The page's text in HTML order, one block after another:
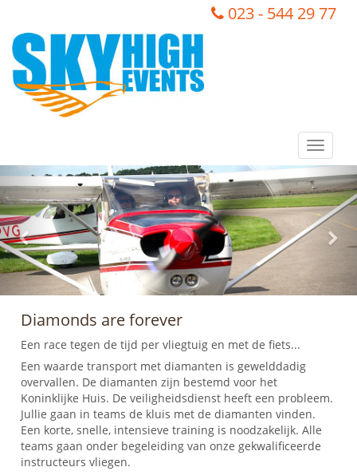
023 - 544 29 77
Toggle
Vorige
Diamonds are forever
Een race tegen de tijd per vliegtuig en met de fiets...
Een waarde transport met diamanten is gewelddadig
overvallen. De diamanten zijn bestemd voor het
Koninklijke Huis. De veiligheidsdienst heeft een probleem.
Jullie gaan in teams de kluis met de diamanten vinden.
Een korte, snelle, intensieve training is noodzakelijk. Alle
teams gaan onder begeleiding van onze gekwalificeerde
instructeurs vliegen.